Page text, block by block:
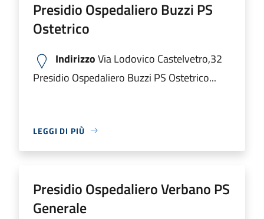
Presidio Ospedaliero Buzzi PS
Ostetrico
IndirizzoVia Lodovico Castelvetro,32
Presidio Ospedaliero Buzzi PS Ostetrico...
LEGGI DI PIÙ
Presidio Ospedaliero Verbano PS
Generale